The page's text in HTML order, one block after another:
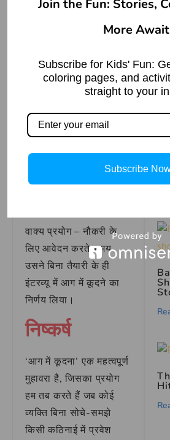
वाक्य प्रयोग
बिना सोचे-समझे उस विवाद
में अपनी राय रखी, तो सभी ने
है।
वाक्य प्रयोग – अपने दोस्तों
के लिए मदद करने के चक्कर
में उसने आग में कूदने का
वाक्य प्रयोग – नौकरी के
लिए आवेदन करते समय
उसने बिना तैयारी के ही
इंटरव्यू में आग में कूदने का
निर्णय लिया।
निष्कर्ष
‘आग में कूदना’ एक महत्वपूर्ण
मुहावरा है, जिसका प्रयोग
हम तब करते हैं जब कोई
व्यक्ति बिना सोचे-समझे
किसी कठिनाई में प्रवेश
Join the Fun: Stories,
More
Subscribe for Kids' Fun:
coloring pages, and
straight to your
Subscribe